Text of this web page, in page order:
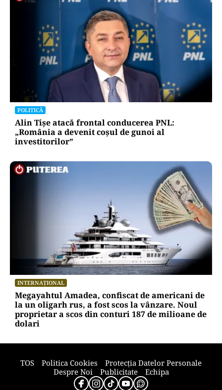
ACTUALITATE
A3, secțiunea Zimbor–Poarta Sălajului, intră în
recepție de luni. Ce se mai lucrează în șantier
Alin Tișe atacă frontal conducerea PNL:
„România a devenit coșul de gunoi al
investitorilor”